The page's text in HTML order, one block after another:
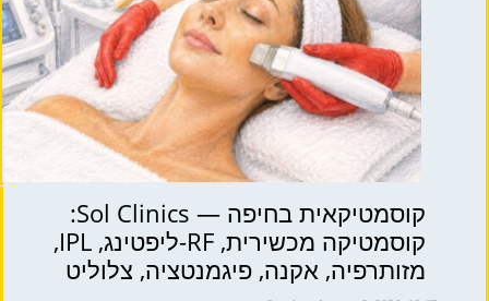
קוסמטיקאית בחיפה — Sol Clinics:
קוסמטיקה מכשירית, RF-ליפטינג, IPL,
מזותרפיה, אקנה, פיגמנטציה, צלוליט